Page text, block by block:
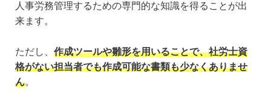
人事労務管理するための専門的な知識を得ることが出
来ます。
ただし、 作成ツールや雛形を用いることで、社労士資
格がない担当者でも作成可能な書類も少なくありませ
ん。